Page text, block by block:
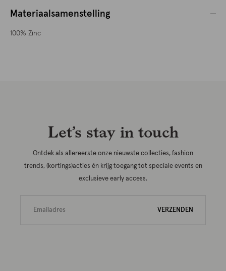
Materiaalsamenstelling
100% Zinc
Let’s stay in touch
Ontdek als allereerste onze nieuwste collecties, fashion
trends, (kortings)acties én krijg toegang tot speciale events en
exclusieve early access.
VERZENDEN